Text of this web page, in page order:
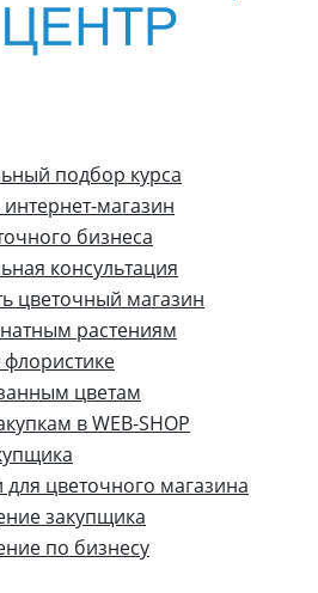
подбор курса
магазин
бизнеса
консультация
цветочный магазин
растениям
цветам
в WEB-SHOP
цветочного магазина
закупщика
по бизнесу